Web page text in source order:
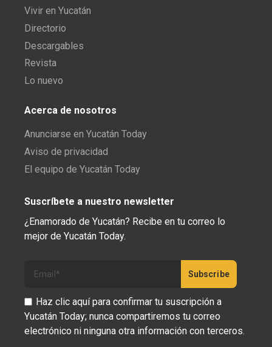
Vivir en Yucatán
Directorio
Descargables
Revista
Lo nuevo
Acerca de nosotros
Anunciarse en Yucatán Today
Aviso de privacidad
El equipo de Yucatán Today
Suscríbete a nuestro newsletter
¿Enamorado de Yucatán? Recibe en tu correo lo
mejor de Yucatán Today.
Haz clic aquí para confirmar tu suscripción a
Yucatán Today; nunca compartiremos tu correo
electrónico ni ninguna otra información con terceros.